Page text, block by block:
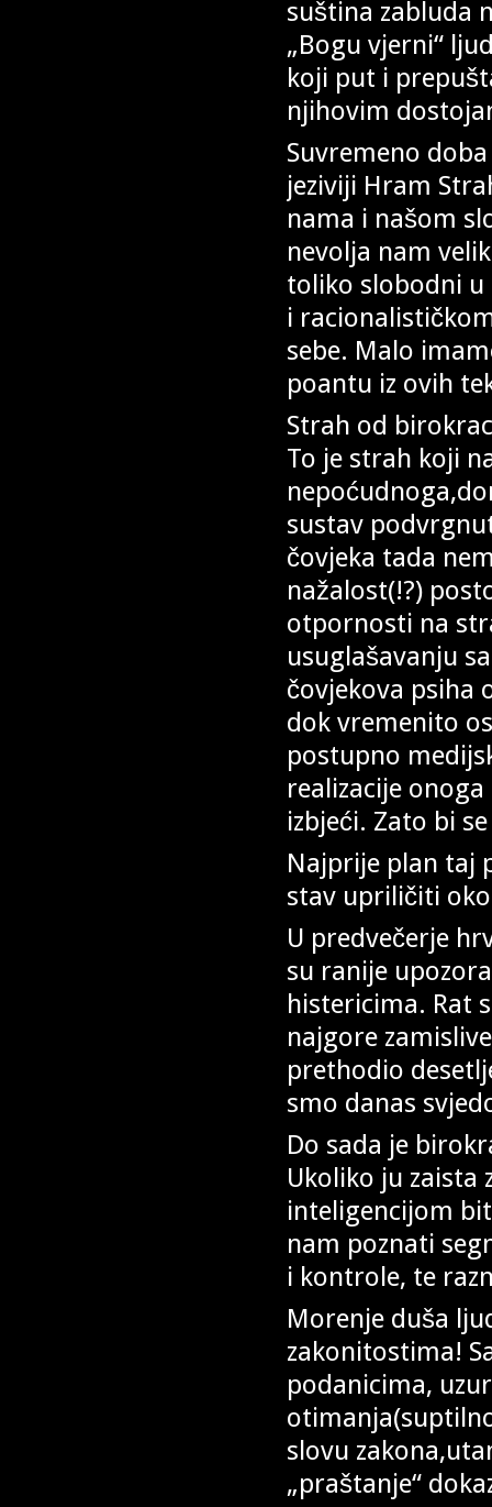
suština zabluda
„Bogu vjerni“
koji put i
njihovim
Suvremeno
jeziviji Hram
nama i našom
nevolja nam
toliko slobodni u
i
sebe. Malo
poantu iz ovih
Strah od
To je strah koji
sustav
čovjeka tada
nažalost(!?)
otpornosti na
usuglašavanju
čovjekova psiha
dok vremenito
postupno
realizacije
izbjeći. Zato bi
Najprije plan taj
stav upriličiti
U predvečerje
su ranije
histericima. Rat
najgore
prethodio
smo danas
Do sada je
Ukoliko ju
inteligencijom
nam poznati
i kontrole, te
Morenje duša
zakonitostima!
podanicima,
slovu
„praštanje“